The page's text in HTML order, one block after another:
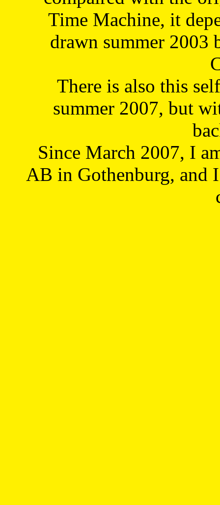
Time Machine, it
drawn summer 2003
There is also this
summer 2007, but
Since March 2007, I
AB in Gothenburg, and